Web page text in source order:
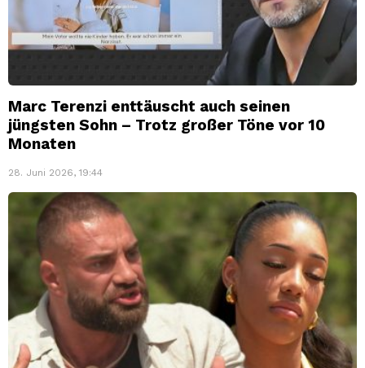
Marc Terenzi enttäuscht auch seinen
jüngsten Sohn – Trotz großer Töne vor 10
Monaten
28. Juni 2026, 19:44